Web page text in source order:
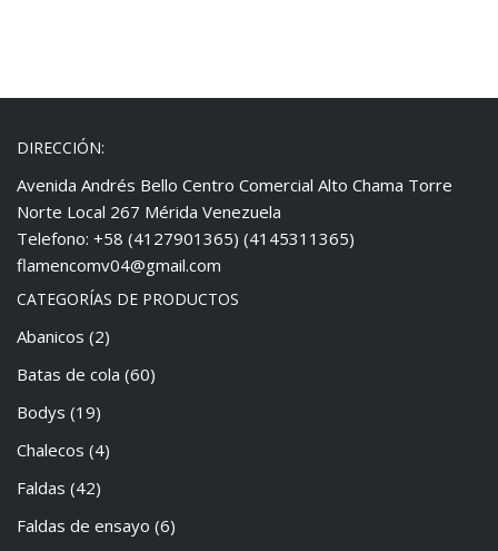
DIRECCIÓN:
Avenida Andrés Bello Centro Comercial Alto Chama Torre
Norte Local 267 Mérida Venezuela
Telefono: +58 (4127901365) (4145311365)
flamencomv04@gmail.com
CATEGORÍAS DE PRODUCTOS
Abanicos (2)
Batas de cola (60)
Bodys (19)
Chalecos (4)
Faldas (42)
Faldas de ensayo (6)